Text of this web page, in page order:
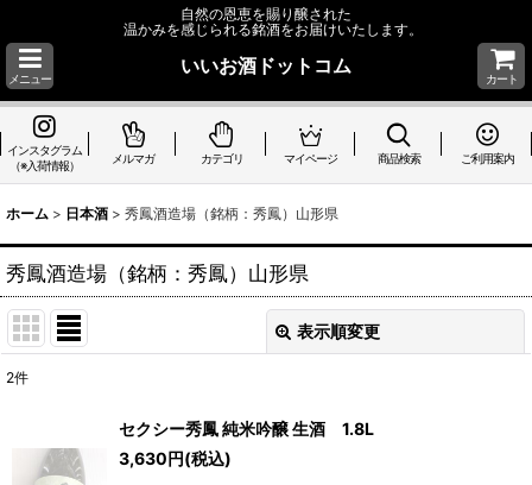
自然の恩恵を賜り醸された
温かみを感じられる銘酒をお届けいたします。
メニュー
いいお酒ドットコム
カート
インスタグラム
（※入荷情報）
メルマガ カテゴリ マイページ 商品検索 ご利用案内
ホーム > 日本酒 > 秀鳳酒造場（銘柄：秀鳳）山形県
秀鳳酒造場（銘柄：秀鳳）山形県
表示順変更
並び順:
2件
セクシー秀鳳 純米吟醸 生酒 1.8L
3,630円(税込)